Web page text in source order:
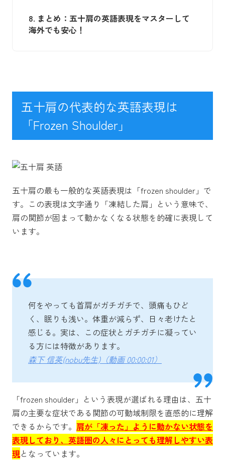
8. まとめ：五十肩の英語表現をマスターして
海外でも安心！
五十肩の代表的な英語表現は
「Frozen Shoulder」
五十肩の最も一般的な英語表現は「frozen shoulder」で
す。この表現は文字通り「凍結した肩」という意味で、
肩の関節が固まって動かなくなる状態を的確に表現して
います。
何をやっても首肩がガチガチで、頭痛もひど
く、眠りも浅い。体重が減らず、日々老けたと
感じる。実は、この症状とガチガチに凝ってい
る方には特徴があります。
森下 信英(nobu先生)（動画 00:00:01）
「frozen shoulder」という表現が選ばれる理由は、五十
肩の主要な症状である関節の可動域制限を直感的に理解
できるからです。 肩が「凍った」ように動かない状態を
表現しており、英語圏の人々にとっても理解しやすい表
現となっています。